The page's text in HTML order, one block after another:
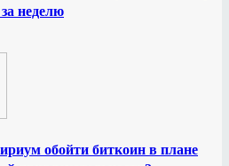
неделю
обойти биткоин в плане